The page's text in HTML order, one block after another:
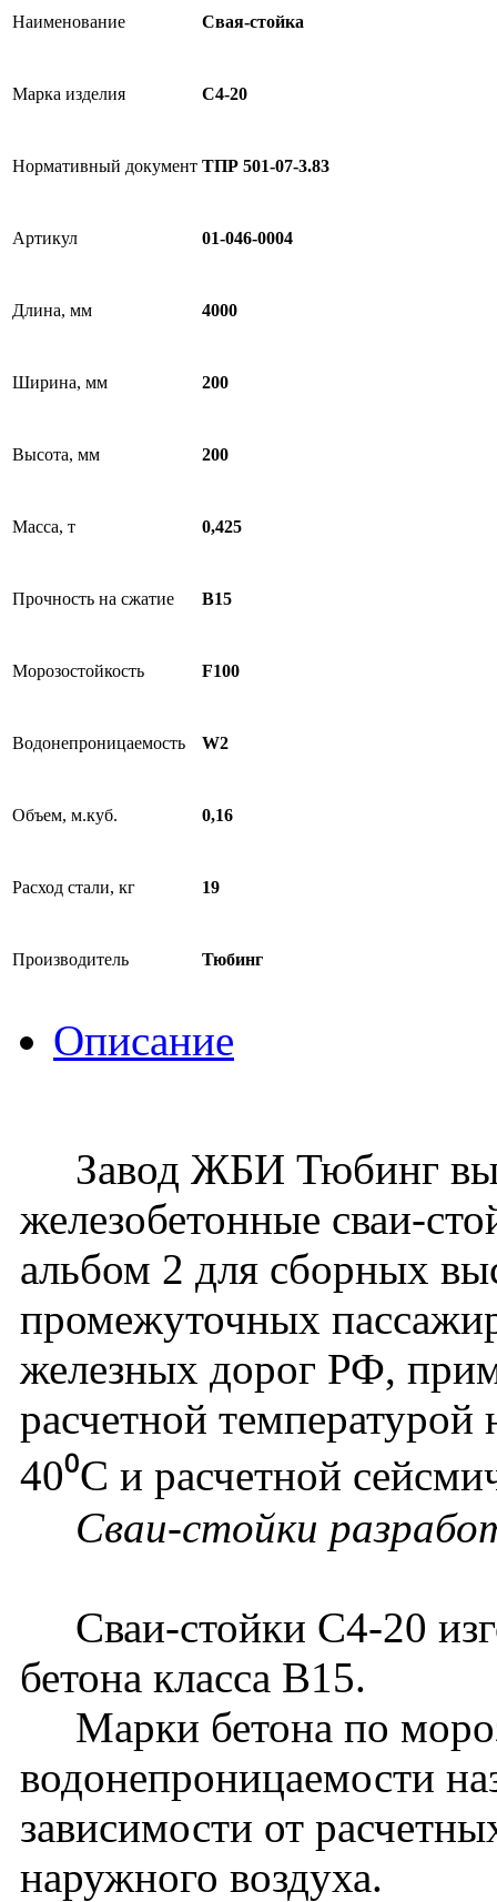
Наименование Свая-стойка
Марка изделия С4-20
Нормативный документ ТПР 501-07-3.83
Артикул 01-046-0004
Длина, мм 4000
Ширина, мм 200
Высота, мм 200
Масса, т 0,425
Прочность на сжатие B15
Морозостойкость F100
Водонепроницаемость W2
Объем, м.куб. 0,16
Расход стали, кг 19
Производитель Тюбинг
Описание
Завод ЖБИ Тюбинг
железобетонные сваи-
альбом 2 для сборных
промежуточных
железных дорог РФ,
расчетной
40⁰С и расчетной
Сваи-стойки
Сваи-стойки С4-20
бетона класса B15.
Марки бетона по
водонепроницаемости
зависимости от
наружного воздуха.